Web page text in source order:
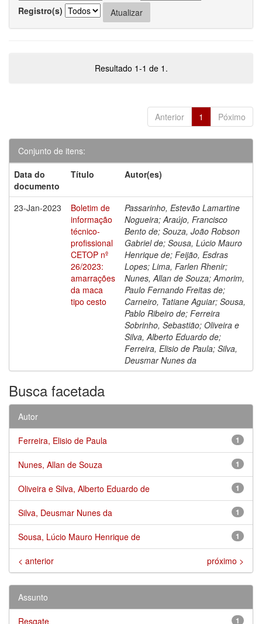
Registro(s)
Resultado 1-1 de 1.
Anterior 1 Póximo
Conjunto de itens:
Data do
documento
Título Autor(es)
23-Jan-2023
Boletim de
informação
técnico-
profissional
CETOP nº
26/2023:
amarrações
da maca
tipo cesto
Passarinho, Estevão Lamartine
Nogueira; Araújo, Francisco
Bento de; Souza, João Robson
Gabriel de; Sousa, Lúcio Mauro
Henrique de; Feijão, Esdras
Lopes; Lima, Farlen Rhenir;
Nunes, Allan de Souza; Amorim,
Paulo Fernando Freitas de;
Carneiro, Tatiane Aguiar; Sousa,
Pablo Ribeiro de; Ferreira
Sobrinho, Sebastião; Oliveira e
Silva, Alberto Eduardo de;
Ferreira, Elisio de Paula; Silva,
Deusmar Nunes da
Busca facetada
Autor
1
Ferreira, Elisio de Paula
1
Nunes, Allan de Souza
1
Oliveira e Silva, Alberto Eduardo de
1
Silva, Deusmar Nunes da
1
Sousa, Lúcio Mauro Henrique de
< anterior próximo >
Assunto
1
Resgate